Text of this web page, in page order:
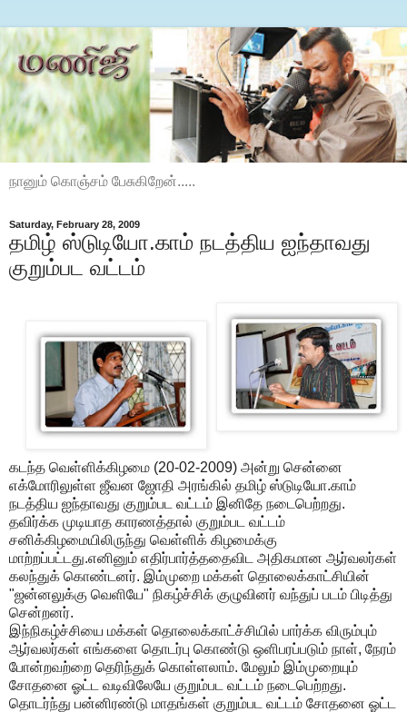
நானும் கொஞ்சம் பேசுகிறேன்.....
Saturday, February 28, 2009
தமிழ் ஸ்டுடியோ.காம் நடத்திய ஐந்தாவது
குறும்பட வட்டம்
கடந்த வெள்ளிக்கிழமை (20-02-2009) அன்று சென்னை
எக்மோரிலுள்ள ஜீவன ஜோதி அரங்கில் தமிழ் ஸ்டுடியோ.காம்
நடத்திய ஐந்தாவது குறும்பட வட்டம் இனிதே நடைபெற்றது.
தவிர்க்க முடியாத காரணத்தால் குறும்பட வட்டம்
சனிக்கிழமையிலிருந்து வெள்ளிக் கிழமைக்கு
மாற்றப்பட்டது.எனினும் எதிர்பார்த்ததைவிட அதிகமான ஆர்வலர்கள்
கலந்துக் கொண்டனர். இம்முறை மக்கள் தொலைக்காட்சியின்
"ஜன்னலுக்கு வெளியே" நிகழ்ச்சிக் குழுவினர் வந்துப் படம் பிடித்து
சென்றனர்.
இந்நிகழ்ச்சியை மக்கள் தொலைக்காட்ச்சியில் பார்க்க விரும்பும்
ஆர்வலர்கள் எங்களை தொடர்பு கொண்டு ஒளிபரப்படும் நாள், நேரம்
போன்றவற்றை தெரிந்துக் கொள்ளலாம். மேலும் இம்முறையும்
சோதனை ஓட்ட வடிவிலேயே குறும்பட வட்டம் நடைபெற்றது.
தொடர்ந்து பன்னிரண்டு மாதங்கள் குறும்பட வட்டம் சோதனை ஓட்ட